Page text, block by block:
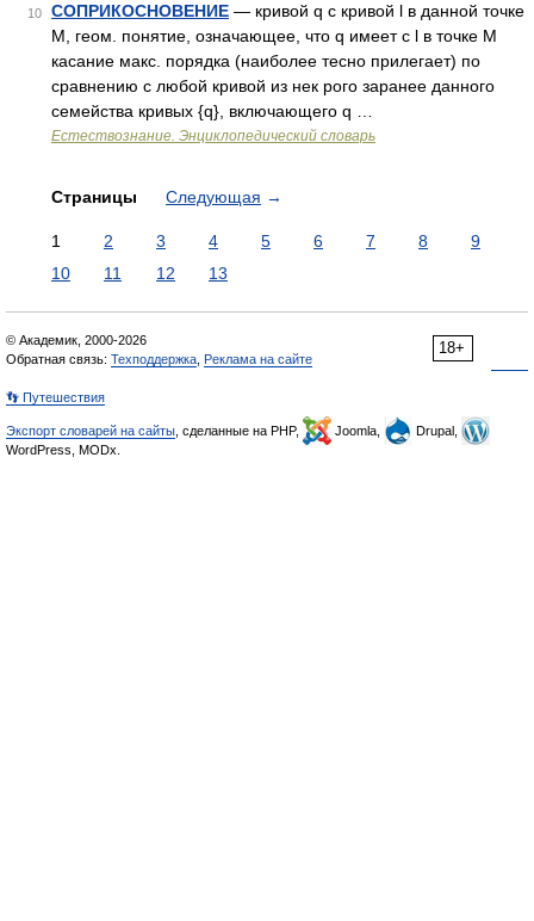
10 СОПРИКОСНОВЕНИЕ — кривой q с кривой l в данной точке
М, геом. понятие, означающее, что q имеет с l в точке М
касание макс. порядка (наиболее тесно прилегает) по
сравнению с любой кривой из нек рого заранее данного
семейства кривых {q}, включающего q …
Естествознание. Энциклопедический словарь
Страницы Следующая →
1 2 3 4 5 6 7 8
9
10
11 12 13
18+
© Академик, 2000-2026
Обратная связь: Техподдержка Реклама на сайте
👣 Путешествия
Экспорт словарей на сайты , сделанные на PHP, Joomla,
Drupal,
WordPress, MODx.